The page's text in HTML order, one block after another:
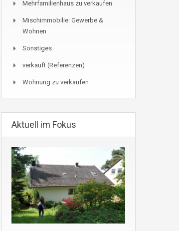
Mehrfamilienhaus zu verkaufen
Mischimmobilie: Gewerbe &
Wohnen
Sonstiges
verkauft (Referenzen)
Wohnung zu verkaufen
Aktuell im Fokus